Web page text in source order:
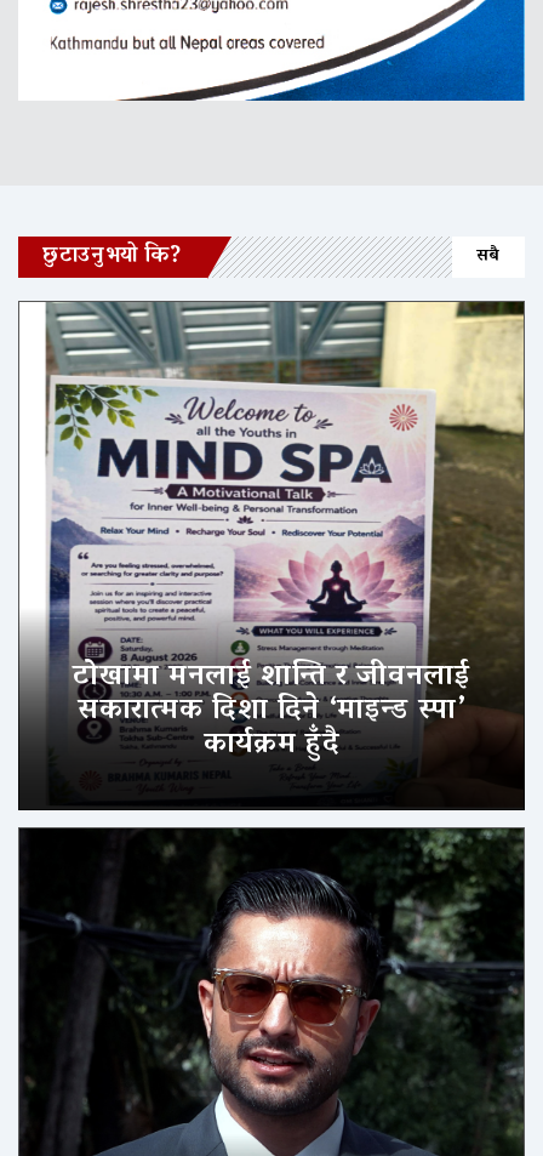
छुटाउनुभयो कि? सबै
टोखामा मनलाई शान्ति र जीवनलाई
सकारात्मक दिशा दिने ‘माइन्ड स्पा’
कार्यक्रम हुँदै